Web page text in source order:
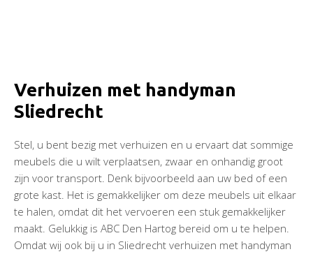
Verhuizen met handyman
Sliedrecht
Stel, u bent bezig met verhuizen en u ervaart dat sommige
meubels die u wilt verplaatsen, zwaar en onhandig groot
zijn voor transport. Denk bijvoorbeeld aan uw bed of een
grote kast. Het is gemakkelijker om deze meubels uit elkaar
te halen, omdat dit het vervoeren een stuk gemakkelijker
maakt. Gelukkig is ABC Den Hartog bereid om u te helpen.
Omdat wij ook bij u in Sliedrecht verhuizen met handyman